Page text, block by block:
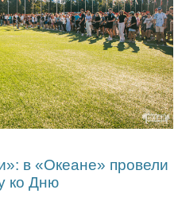
в «Океане» провели
ко Дню